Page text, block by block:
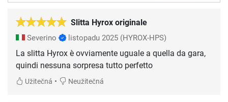
Slitta Hyrox originale
Severino listopadu 2025 (HYROX-HPS)
La slitta Hyrox è ovviamente uguale a quella da gara,
quindi nessuna sorpresa tutto perfetto
Užitečná • Neužitečná